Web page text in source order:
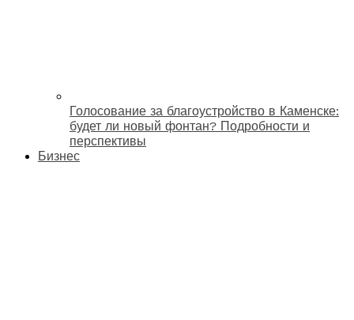
Голосование за благоустройство в Каменске:
будет ли новый фонтан? Подробности и
перспективы
Бизнес